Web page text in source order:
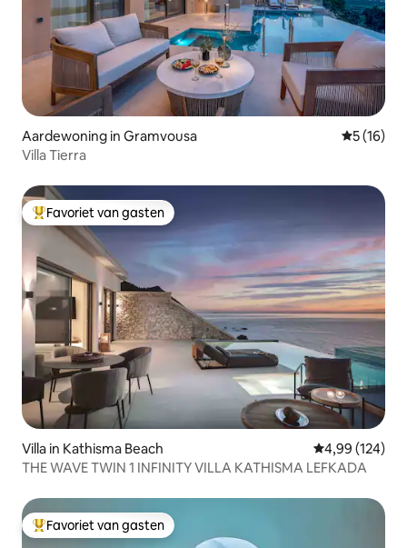
Aardewoning in Gramvousa
5 (16)
Villa Tierra
Topfavoriet van gasten
Favoriet van gasten
Villa in Kathisma Beach Gemiddelde
4,99 (124)
THE WAVE TWIN 1 INFINITY VILLA KATHISMA LEFKADA
Topfavoriet van gasten
Favoriet van gasten